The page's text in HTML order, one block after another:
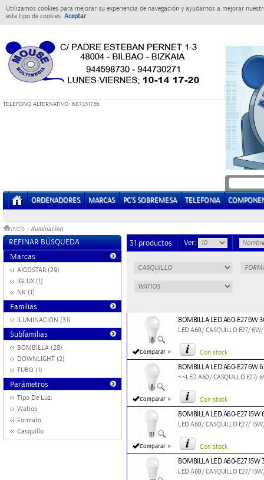
Utilizamos cookies para mejorar su experiencia de navegación y ayudarnos a mejorar
este tipo de cookies. Aceptar
TELEFONO ALTERNATIVO: 687431736
ORDENADORES MARCAS PC'S SOBREMESA TELEFONIA
Inicio > Iluminacion
REFINAR BÚSQUEDA
Marcas
AIGOSTAR (29)
IGLUX (1)
NK (1)
Familias
ILUMINACION (31)
Subfamilias
BOMBILLA (28)
DOWNLIGHT (2)
TUBO (1)
Parámetros
Tipo De Luz:
Watios
Formato
Casquillo
31 productos Ver:
Comparar »
BOMBILLA LED A60-E27 6W
LED A60/ CASQUILLO E27/
Con stock
Comparar »
BOMBILLA LED A60-E27 6W
~~LED A60/ CASQUILLO E27/
Con stock
Comparar »
BOMBILLA LED A60-E27 15W
LED A60/ CASQUILLO E27/
Con stock
BOMBILLA LED A60-E27 15W
LED A60/ CASQUILLO E27/